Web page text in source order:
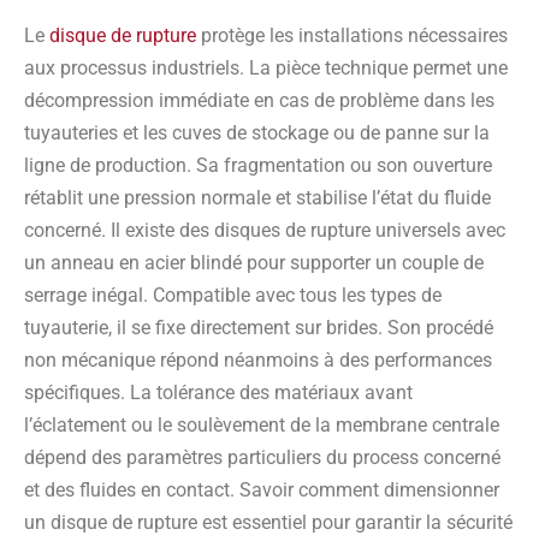
Le disque de rupture protège les installations nécessaires
aux processus industriels. La pièce technique permet une
décompression immédiate en cas de problème dans les
tuyauteries et les cuves de stockage ou de panne sur la
ligne de production. Sa fragmentation ou son ouverture
rétablit une pression normale et stabilise l’état du fluide
concerné. Il existe des disques de rupture universels avec
un anneau en acier blindé pour supporter un couple de
serrage inégal. Compatible avec tous les types de
tuyauterie, il se fixe directement sur brides. Son procédé
non mécanique répond néanmoins à des performances
spécifiques. La tolérance des matériaux avant
l’éclatement ou le soulèvement de la membrane centrale
dépend des paramètres particuliers du process concerné
et des fluides en contact. Savoir comment dimensionner
un disque de rupture est essentiel pour garantir la sécurité